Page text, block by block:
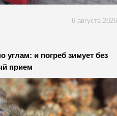
6 августа 2026
углам: и погреб зимует без
прием